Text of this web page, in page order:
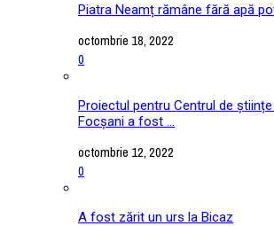
Piatra Neamț rămâne fără apă
octombrie 18, 2022
0
Proiectul pentru Centrul de
Focșani a fost ...
octombrie 12, 2022
0
A fost zărit un urs la Bicaz